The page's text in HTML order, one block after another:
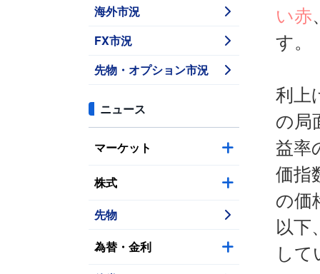
海外市況
FX市況
先物・オプション市況
ニュース
マーケット
株式
先物
為替・金利
い赤
す。
利上
の局
益率
価指
の価
以下
して